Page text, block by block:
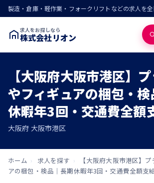
求人をお探しなら
株式会社リオン
【大阪府大阪市港区】
やフィギュアの梱包・
休暇年3回・交通費全額
大阪府 大阪市港区
ホーム › 求人を探す ›
【大阪府大阪市港区】
アの梱包・検品｜長期休暇年3回・交通費全額支